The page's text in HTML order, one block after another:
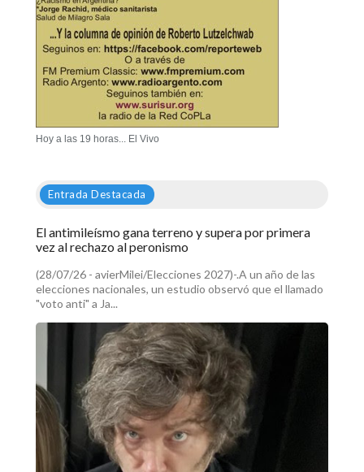
Hoy a las 19 horas... El Vivo
Entrada Destacada
El antimileísmo gana terreno y supera por primera
vez al rechazo al peronismo
(28/07/26 - avierMilei/Elecciones 2027)-.A un año de las
elecciones nacionales, un estudio observó que el llamado
"voto anti" a Ja...